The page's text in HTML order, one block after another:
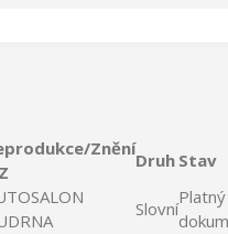
Znění
Druh Stav
Slovní
Platný